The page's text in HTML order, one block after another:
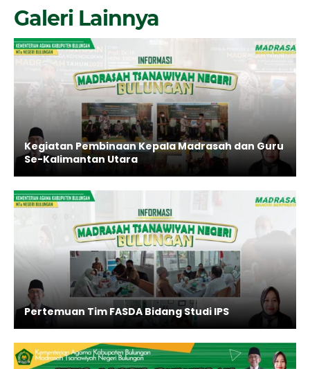
Galeri Lainnya
Kegiatan Pembinaan Kepala Madrasah dan Guru
Se-Kalimantan Utara
Pertemuan Tim FASDA Bidang Studi IPS